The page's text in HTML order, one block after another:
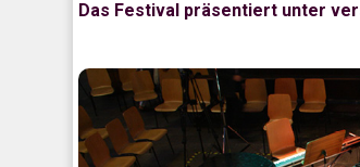
Das Festival präsentiert unter